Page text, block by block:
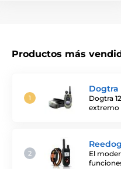
Productos más
Dogtra
Dogtra
extremo
El